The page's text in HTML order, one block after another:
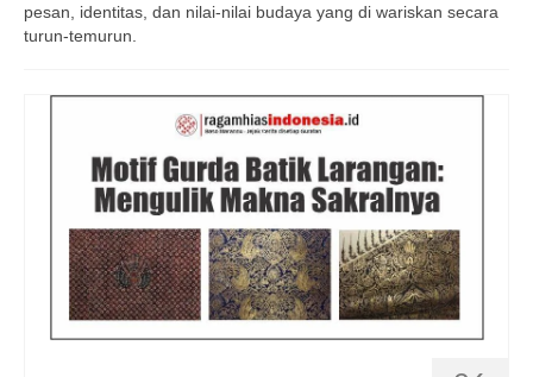
pesan, identitas, dan nilai-nilai budaya yang di wariskan secara
turun-temurun.